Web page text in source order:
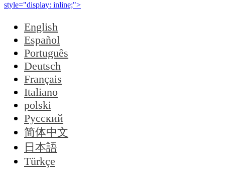
style="display: inline;">
English
Español
Português
Deutsch
Français
Italiano
polski
Русский
简体中文
日本語
Türkçe